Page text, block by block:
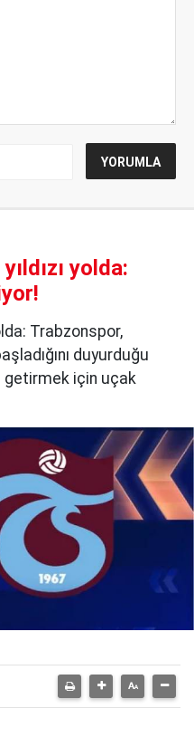
yolda:
Trabzonspor,
duyurduğu
getirmek için uçak